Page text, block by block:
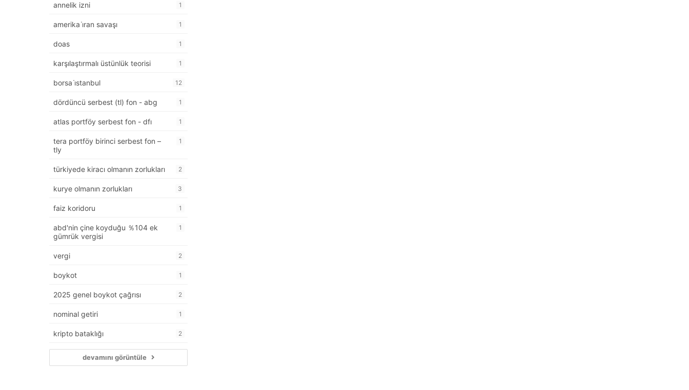
annelik izni 1
amerika i̇ran savaşı 1
doas 1
karşılaştırmalı üstünlük teorisi 1
borsa i̇stanbul 12
dördüncü serbest (tl) fon - abg 1
atlas portföy serbest fon - dfı 1
tera portföy birinci serbest fon –
tly
1
türkiyede kiracı olmanın zorlukları 2
kurye olmanın zorlukları 3
faiz koridoru 1
abd'nin çine koyduğu ％104 ek
gümrük vergisi
1
vergi 2
boykot 1
2025 genel boykot çağrısı 2
nominal getiri 1
kripto bataklığı 2
devamını görüntüle